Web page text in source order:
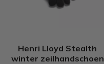
Henri Lloyd Stealth
winter zeilhandschoen